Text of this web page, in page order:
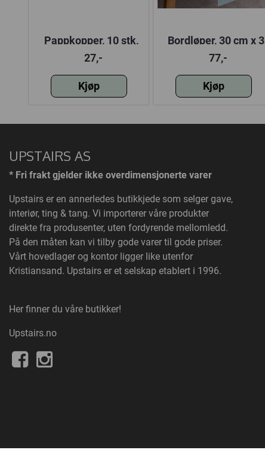
Pappkopper, 10 stk,
blå
27,-
Kjøp
Bordløper, 30 cm x 3
meter, turkis
77,-
Kjøp
UPSTAIRS AS
* Fri frakt gjelder ikke overdimensjonerte varer
Upstairs er en annerledes butikkjede som selger gave,
interiør, ting & tang. Vi importerer våre produkter
direkte fra produsenter, uten fordyrende mellomledd.
På den måten kan vi tilby gode varer til gode priser.
Vårt hovedlager og kontor ligger like utenfor
Kristiansand. Upstairs er et selskap etablert i 1996.
Her finner du våre butikker!
Upstairs.no